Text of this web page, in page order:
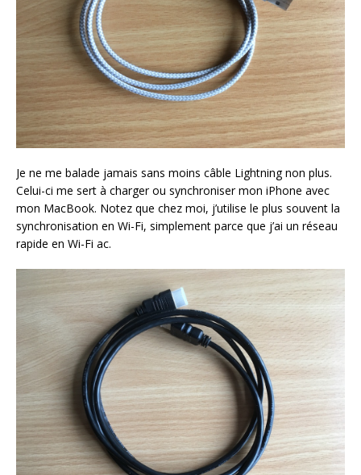
Je ne me balade jamais sans moins câble Lightning non plus.
Celui-ci me sert à charger ou synchroniser mon iPhone avec
mon MacBook. Notez que chez moi, j’utilise le plus souvent la
synchronisation en Wi-Fi, simplement parce que j’ai un réseau
rapide en Wi-Fi ac.